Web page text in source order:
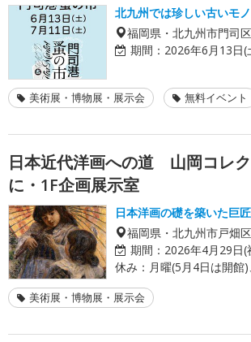
北九州では珍しい古いモ
福岡県・北九州市門司区
期間： 2026年6月13日(
美術展・博物展・展示会 無料イベント
日本近代洋画への道 山岡コレ
に・1F企画展示室
日本洋画の礎を築いた巨
福岡県・北九州市戸畑区
期間： 2026年4月29日
休み：月曜(5月4日は開館
美術展・博物展・展示会